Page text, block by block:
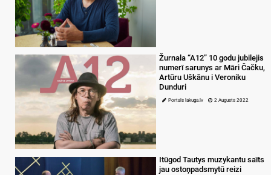
Žurnala “A12” 10 godu jubilejis
numerī sarunys ar Māri Čačku,
Artūru Uškānu i Veroniku
Dunduri
Portals lakuga.lv 2 Augusts 2022
Itūgod Tautys muzykantu saīts
jau ostoņpadsmytū reizi